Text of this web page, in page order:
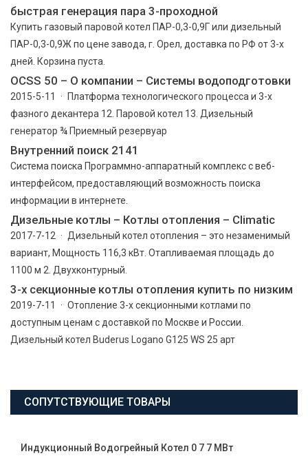
быстрая генерация пара 3-проходной
Купить газовый паровой котел ПАР-0,3-0,9Г или дизельный
ПАР-0,3-0,9Ж по цене завода, г. Орел, доставка по РФ от 3-х
дней. Корзина пуста.
OCSS 50 – О компании – Системы водоподготовки
2015-5-11 · Платформа технологического процесса и 3-х
фазного декантера 12. Паровой котел 13. Дизельный
генератор ¾ Приемный резервуар
Внутренний поиск 2141
Cистема поиска Программно-аппаратный комплекс с веб-
интерфейсом, предоставляющий возможность поиска
информации в интернете.
Дизельные котлы – Котлы отопления – Climatic
2017-7-12 · Дизельный котел отопления – это незаменимый
вариант, Мощность 116,3 кВт. Отапливаемая площадь до
1100 м 2. Двухконтурный.
3-х секционные котлы отопления купить по низким
2019-7-11 · Отопление 3-х секционными котлами по
доступным ценам с доставкой по Москве и России.
Дизельный котел Buderus Logano G125 WS 25 арт
СОПУТСТВУЮЩИЕ ТОВАРЫ
Индукционный Водогрейный Котел 0 7 7 МВт